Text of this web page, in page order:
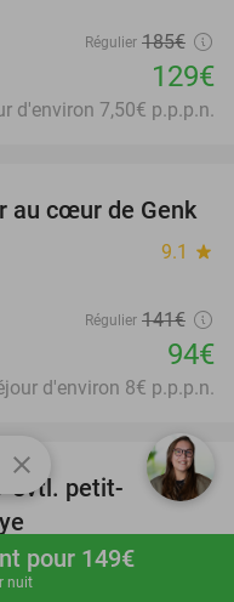
pour 149€
nuit
Régulier 185€
129€
d'environ 7,50€ p.p.p.n.
33%
au cœur de Genk
9.1 star
Régulier 141€
94€
d'environ 8€ p.p.p.n.
42%
évtl. petit-
close